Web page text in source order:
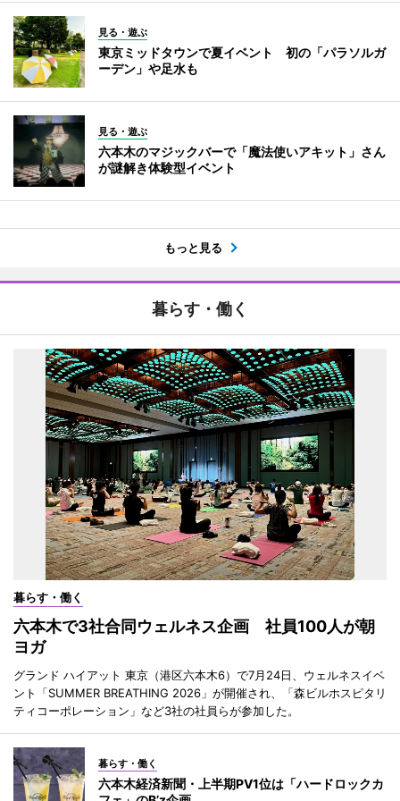
見る・遊ぶ
東京ミッドタウンで夏イベント 初の「パラソルガ
ーデン」や足水も
見る・遊ぶ
六本木のマジックバーで「魔法使いアキット」さん
が謎解き体験型イベント
もっと見る
暮らす・働く
暮らす・働く
六本木で3社合同ウェルネス企画 社員100人が朝
ヨガ
グランド ハイアット 東京（港区六本木6）で7月24日、ウェルネスイベ
ント「SUMMER BREATHING 2026」が開催され、「森ビルホスピタリ
ティコーポレーション」など3社の社員らが参加した。
暮らす・働く
六本木経済新聞・上半期PV1位は「ハードロックカ